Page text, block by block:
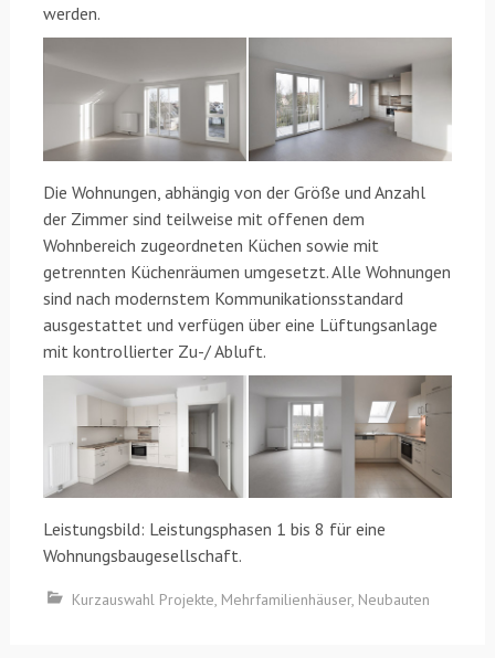
werden.
Die Wohnungen, abhängig von der Größe und Anzahl
der Zimmer sind teilweise mit offenen dem
Wohnbereich zugeordneten Küchen sowie mit
getrennten Küchenräumen umgesetzt. Alle Wohnungen
sind nach modernstem Kommunikationsstandard
ausgestattet und verfügen über eine Lüftungsanlage
mit kontrollierter Zu-/ Abluft.
Leistungsbild: Leistungsphasen 1 bis 8 für eine
Wohnungsbaugesellschaft.
Kurzauswahl Projekte, Mehrfamilienhäuser, Neubauten